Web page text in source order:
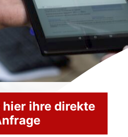
hier ihre direkte